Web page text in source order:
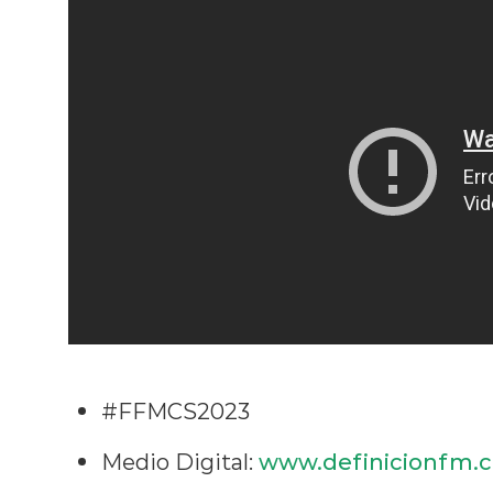
#FFMCS2023
Medio Digital: www.